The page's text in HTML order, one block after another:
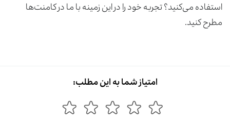
استفاده می‌کنید؟ تجربه خود را در این زمینه با ما در کامنت‌ها
مطرح کنید.
امتیاز شما به این مطلب: